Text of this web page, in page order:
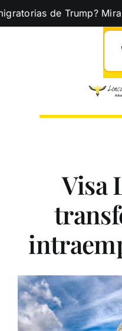
Skip
to
de Trump? Mira
Visa